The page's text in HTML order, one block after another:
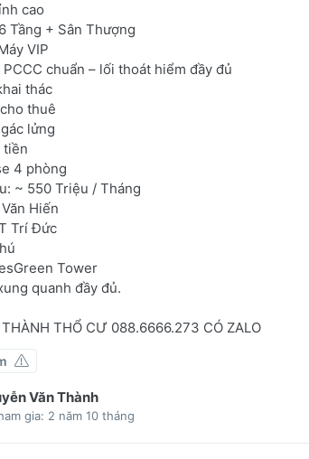
cao
Tầng + Sân Thượng
VIP
PCCC chuẩn – lối thoát hiểm đầy đủ
thác
thuê
lửng
tiền
4 phòng
~ 550 Triệu / Tháng
Hiến
Trí Đức
Tower
quanh đầy đủ.
THỔ CƯ 088.6666.273 CÓ ZALO
Văn Thành
gia: 2 năm 10 tháng